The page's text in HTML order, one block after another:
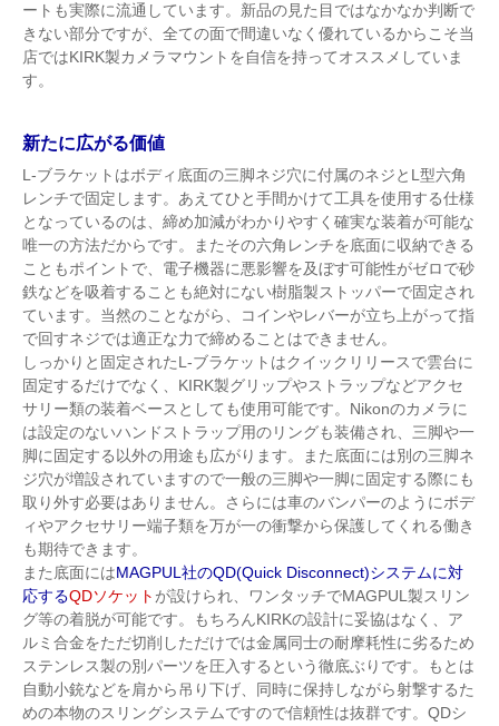
ートも実際に流通しています。新品の見た目ではなかなか判断で
きない部分ですが、全ての面で間違いなく優れているからこそ当
店ではKIRK製カメラマウントを自信を持ってオススメしていま
す。
新たに広がる価値
L-ブラケットはボディ底面の三脚ネジ穴に付属のネジとL型六角
レンチで固定します。あえてひと手間かけて工具を使用する仕様
となっているのは、締め加減がわかりやすく確実な装着が可能な
唯一の方法だからです。またその六角レンチを底面に収納できる
こともポイントで、電子機器に悪影響を及ぼす可能性がゼロで砂
鉄などを吸着することも絶対にない樹脂製ストッパーで固定され
ています。当然のことながら、コインやレバーが立ち上がって指
で回すネジでは適正な力で締めることはできません。
しっかりと固定されたL-ブラケットはクイックリリースで雲台に
固定するだけでなく、KIRK製グリップやストラップなどアクセ
サリー類の装着ベースとしても使用可能です。Nikonのカメラに
は設定のないハンドストラップ用のリングも装備され、三脚や一
脚に固定する以外の用途も広がります。また底面には別の三脚ネ
ジ穴が増設されていますので一般の三脚や一脚に固定する際にも
取り外す必要はありません。さらには車のバンパーのようにボデ
ィやアクセサリー端子類を万が一の衝撃から保護してくれる働き
も期待できます。
また底面にはMAGPUL社のQD(Quick Disconnect)システムに対
応するQDソケット が設けられ、ワンタッチでMAGPUL製スリン
グ等の着脱が可能です。もちろんKIRKの設計に妥協はなく、ア
ルミ合金をただ切削しただけでは金属同士の耐摩耗性に劣るため
ステンレス製の別パーツを圧入するという徹底ぶりです。もとは
自動小銃などを肩から吊り下げ、同時に保持しながら射撃するた
めの本物のスリングシステムですので信頼性は抜群です。QDシ